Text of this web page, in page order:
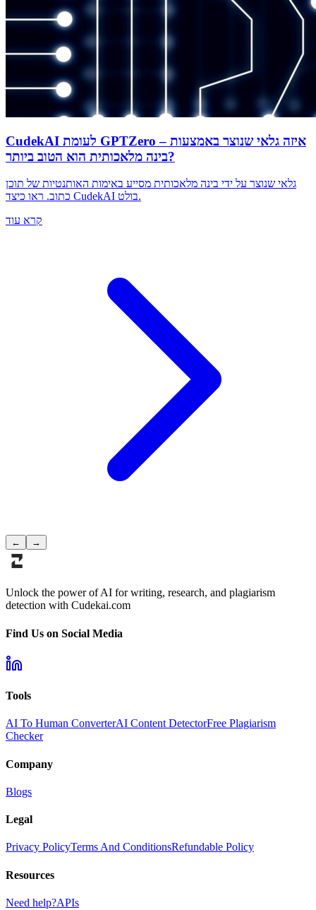
CudekAI לעומת GPTZero – איזה גלאי שנוצר באמצעות
בינה מלאכותית הוא הטוב ביותר?
גלאי שנוצר על ידי בינה מלאכותית מסייע באימות האותנטיות של תוכן
כתוב. ראו כיצד CudekAI בולט.
קרא עוד
← →
Unlock the power of AI for writing, research, and plagiarism
detection with Cudekai.com
Find Us on Social Media
Tools
AI To Human ConverterAI Content DetectorFree Plagiarism
Checker
Company
Blogs
Legal
Privacy PolicyTerms And ConditionsRefundable Policy
Resources
Need help?APIs